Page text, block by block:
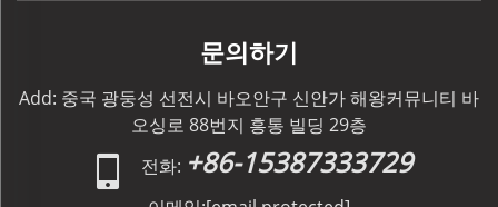
문의하기
Add: 중국 광둥성 선전시 바오안구 신안가 해왕커뮤니티 바
오싱로 88번지 흥통 빌딩 29층
전화: +86-15387333729